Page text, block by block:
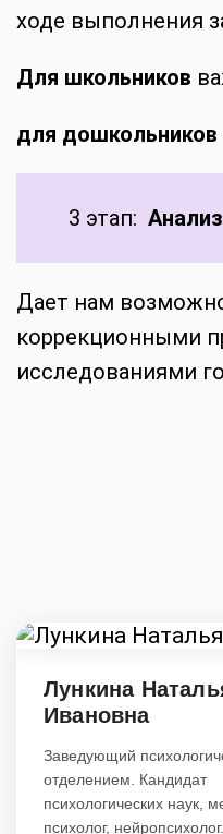
ходе выполнения
Для школьников
для дошкольников
3 этап:
Дает нам
коррекционными
исследованиями
Лункина
Ивановна
Заведующий
отделением. Кандидат
психологических наук,
психолог, нейропсихолог.